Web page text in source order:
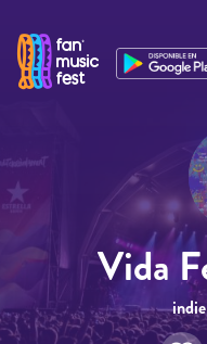
Vida
indie